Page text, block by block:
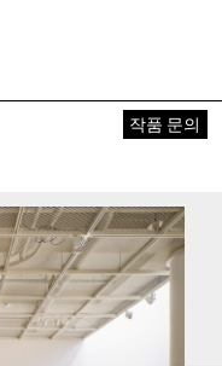
Service
Artist
Academy
Publication
작품 문의